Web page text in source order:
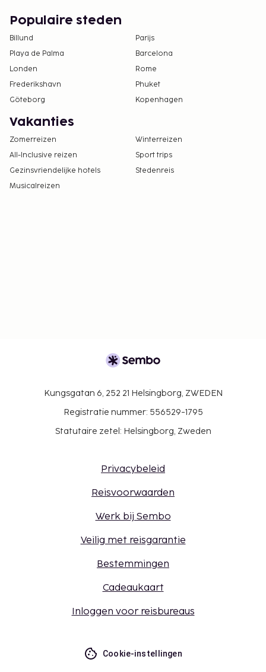
Populaire steden
Billund
Parijs
Playa de Palma
Barcelona
Londen
Rome
Frederikshavn
Phuket
Göteborg
Kopenhagen
Vakanties
Zomerreizen
Winterreizen
All-Inclusive reizen
Sport trips
Gezinsvriendelijke hotels
Stedenreis
Musicalreizen
Kungsgatan 6, 252 21 Helsingborg, ZWEDEN
Registratie nummer: 556529-1795
Statutaire zetel: Helsingborg, Zweden
Privacybeleid
Reisvoorwaarden
Werk bij Sembo
Veilig met reisgarantie
Bestemmingen
Cadeaukaart
Inloggen voor reisbureaus
Cookie-instellingen